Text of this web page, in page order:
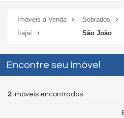
Imóveis à Venda Sobrados
Itajaí
São João
Encontre seu Imóvel
2 imóveis encontrados